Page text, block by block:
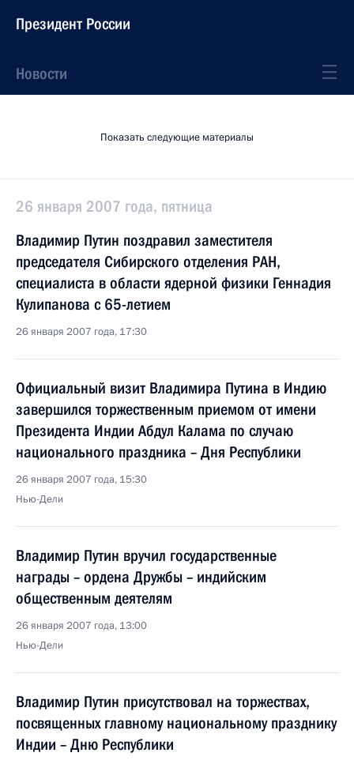
Президент России
Новости
Показать следующие материалы
26 января 2007 года, пятница
Владимир Путин поздравил заместителя
председателя Сибирского отделения РАН,
специалиста в области ядерной физики Геннадия
Кулипанова с 65-летием
26 января 2007 года, 17:30
Официальный визит Владимира Путина в Индию
завершился торжественным приемом от имени
Президента Индии Абдул Калама по случаю
национального праздника – Дня Республики
26 января 2007 года, 15:30
Нью-Дели
Владимир Путин вручил государственные
награды – ордена Дружбы – индийским
общественным деятелям
26 января 2007 года, 13:00
Нью-Дели
Владимир Путин присутствовал на торжествах,
посвященных главному национальному празднику
Индии – Дню Республики